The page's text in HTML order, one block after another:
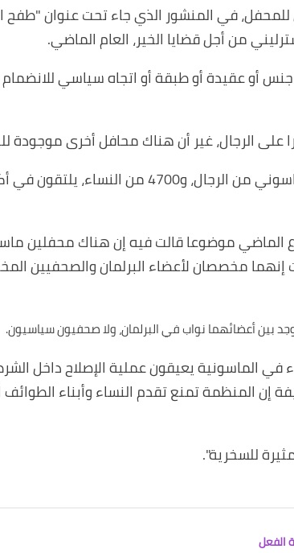
للمحفل، في المنشور الذي جاء تحت عنوان "طفح
.
أو عقيدة أو طبقة أو اتجاه سياسي
على الرجال، غير أن هناك محافل أخرى موجودة
ويوجد في بريطانيا وويلز حوالي 200 ألف ماسوني من
الماضي موضوعا قالت فيه إن هناك محفلين
إنهما مخصصان لأعضاء البرلمان والصحفيين
بين أعضائهما نواب في البرلمان، ولا صحفيون سياسيون.
في الماسونية يعيقون عملية الإصلاح داخل
إن المنظمة تمنع تقدم النساء وأبناء الطوائف
للسخرية".
الفعل